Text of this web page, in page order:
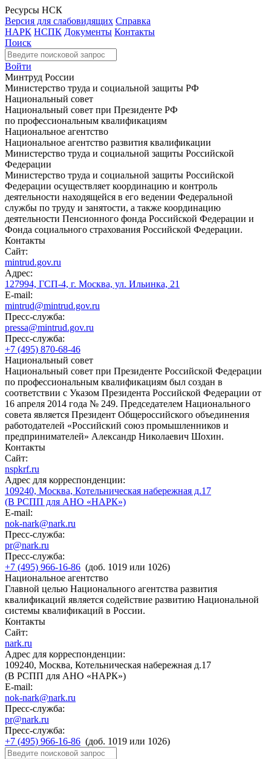
Ресурсы НСК
Версия для слабовидящих Справка
НАРК НСПК Документы Контакты
Поиск
Войти
Минтруд России
Министерство труда и социальной защиты РФ
Национальный совет
Национальный совет при Президенте РФ
по профессиональным квалификациям
Национальное агентство
Национальное агентство развития квалификации
Министерство труда и социальной защиты Российской
Федерации
Министерство труда и социальной защиты Российской
Федерации осуществляет координацию и контроль
деятельности находящейся в его ведении Федеральной
службы по труду и занятости, а также координацию
деятельности Пенсионного фонда Российской Федерации и
Фонда социального страхования Российской Федерации.
Контакты
Сайт:
mintrud.gov.ru
Адрес:
127994, ГСП-4, г. Москва, ул. Ильинка, 21
E-mail:
mintrud@mintrud.gov.ru
Пресс-служба:
pressa@mintrud.gov.ru
Пресс-служба:
+7 (495) 870-68-46
Национальный совет
Национальный совет при Президенте Российской Федерации
по профессиональным квалификациям был создан в
соответствии с Указом Президента Российской Федерации от
16 апреля 2014 года № 249. Председателем Национального
совета является Президент Общероссийского объединения
работодателей «Российский союз промышленников и
предпринимателей» Александр Николаевич Шохин.
Контакты
Сайт:
nspkrf.ru
Адрес для корреспонденции:
109240, Москва, Котельническая набережная д.17
(В РСПП для АНО «НАРК»)
E-mail:
nok-nark@nark.ru
Пресс-служба:
pr@nark.ru
Пресс-служба:
+7 (495) 966-16-86 (доб. 1019 или 1026)
Национальное агентство
Главной целью Национального агентства развития
квалификаций является содействие развитию Национальной
системы квалификаций в России.
Контакты
Сайт:
nark.ru
Адрес для корреспонденции:
109240, Москва, Котельническая набережная д.17
(В РСПП для АНО «НАРК»)
E-mail:
nok-nark@nark.ru
Пресс-служба:
pr@nark.ru
Пресс-служба:
+7 (495) 966-16-86 (доб. 1019 или 1026)